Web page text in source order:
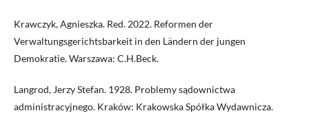
Krawczyk, Agnieszka. Red. 2022. Reformen der
Verwaltungsgerichtsbarkeit in den Ländern der jungen
Demokratie. Warszawa: C.H.Beck.
Langrod, Jerzy Stefan. 1928. Problemy sądownictwa
administracyjnego. Kraków: Krakowska Spółka Wydawnicza.